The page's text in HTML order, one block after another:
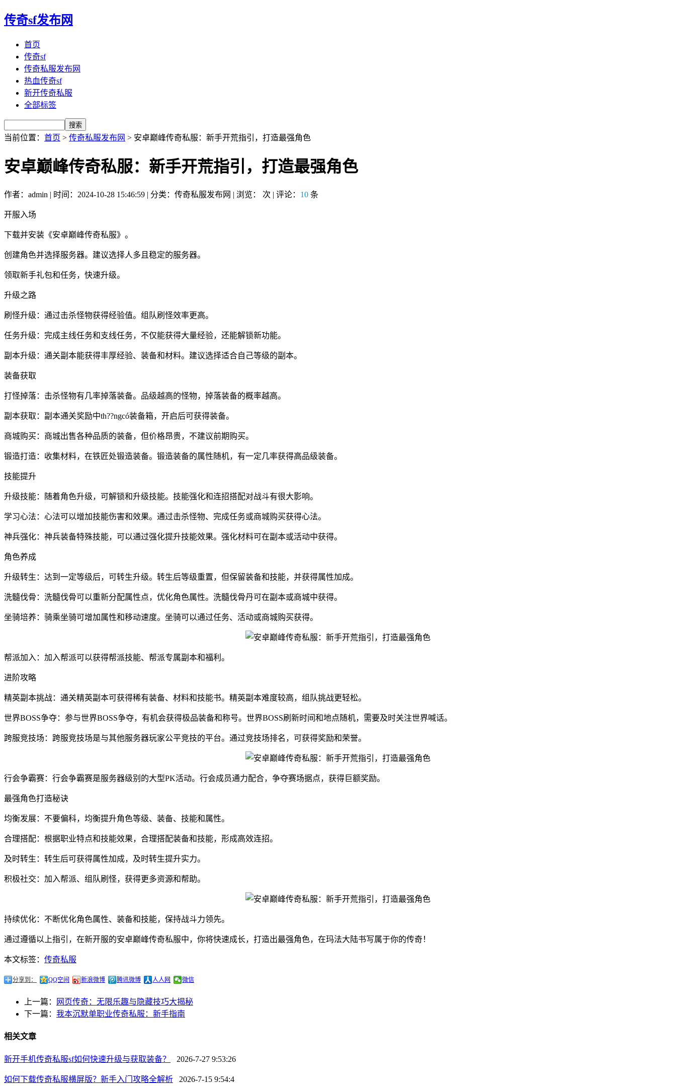
传奇sf发布网
首页
传奇sf
传奇私服发布网
热血传奇sf
新开传奇私服
全部标签
当前位置： 首页 > 传奇私服发布网 > 安卓巅峰传奇私服：新手开荒指引，打造最强角色
安卓巅峰传奇私服：新手开荒指引，打造最强角色
作者：admin | 时间：2024-10-28 15:46:59 | 分类：传奇私服发布网 | 浏览： 次 | 评论： 10 条
开服入场
下载并安装《安卓巅峰传奇私服》。
创建角色并选择服务器。建议选择人多且稳定的服务器。
领取新手礼包和任务，快速升级。
升级之路
刷怪升级：通过击杀怪物获得经验值。组队刷怪效率更高。
任务升级：完成主线任务和支线任务，不仅能获得大量经验，还能解锁新功能。
副本升级：通关副本能获得丰厚经验、装备和材料。建议选择适合自己等级的副本。
装备获取
打怪掉落：击杀怪物有几率掉落装备。品级越高的怪物，掉落装备的概率越高。
副本获取：副本通关奖励中th??ngcó装备箱，开启后可获得装备。
商城购买：商城出售各种品质的装备，但价格昂贵，不建议前期购买。
锻造打造：收集材料，在铁匠处锻造装备。锻造装备的属性随机，有一定几率获得高品级装备。
技能提升
升级技能：随着角色升级，可解锁和升级技能。技能强化和连招搭配对战斗有很大影响。
学习心法：心法可以增加技能伤害和效果。通过击杀怪物、完成任务或商城购买获得心法。
神兵强化：神兵装备特殊技能，可以通过强化提升技能效果。强化材料可在副本或活动中获得。
角色养成
升级转生：达到一定等级后，可转生升级。转生后等级重置，但保留装备和技能，并获得属性加成。
洗髓伐骨：洗髓伐骨可以重新分配属性点，优化角色属性。洗髓伐骨丹可在副本或商城中获得。
坐骑培养：骑乘坐骑可增加属性和移动速度。坐骑可以通过任务、活动或商城购买获得。
帮派加入：加入帮派可以获得帮派技能、帮派专属副本和福利。
进阶攻略
精英副本挑战：通关精英副本可获得稀有装备、材料和技能书。精英副本难度较高，组队挑战更轻松。
世界BOSS争夺：参与世界BOSS争夺，有机会获得极品装备和称号。世界BOSS刷新时间和地点随机，需要及时关注世界喊话。
跨服竞技场：跨服竞技场是与其他服务器玩家公平竞技的平台。通过竞技场排名，可获得奖励和荣誉。
行会争霸赛：行会争霸赛是服务器级别的大型PK活动。行会成员通力配合，争夺赛场据点，获得巨额奖励。
最强角色打造秘诀
均衡发展：不要偏科，均衡提升角色等级、装备、技能和属性。
合理搭配：根据职业特点和技能效果，合理搭配装备和技能，形成高效连招。
及时转生：转生后可获得属性加成，及时转生提升实力。
积极社交：加入帮派、组队刷怪，获得更多资源和帮助。
持续优化：不断优化角色属性、装备和技能，保持战斗力领先。
通过遵循以上指引，在新开服的安卓巅峰传奇私服中，你将快速成长，打造出最强角色，在玛法大陆书写属于你的传奇！
本文标签： 传奇私服
分享到： QQ空间 新浪微博 腾讯微博 人人网 微信
上一篇：
网页传奇：无限乐趣与隐藏技巧大揭秘
下一篇： 我本沉默单职业传奇私服：新手指南
相关文章
新开手机传奇私服sf如何快速升级与获取装备？ 2026-7-27 9:53:26
如何下载传奇私服横屏版？新手入门攻略全解析 2026-7-15 9:54:4